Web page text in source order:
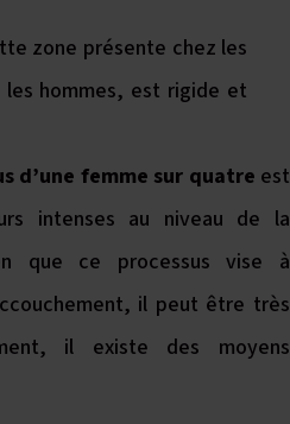
zone présente chez les
hommes, est rigide et
d’une femme sur quatre est
intenses au niveau de la
que ce processus vise à
il peut être très
il existe des moyens